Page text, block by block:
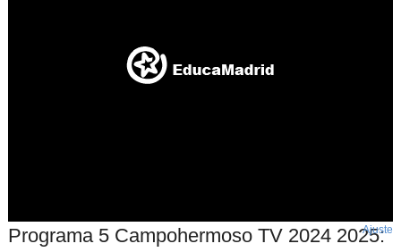
Programa 5 Campohermoso TV 2024 2025:
Ajuste